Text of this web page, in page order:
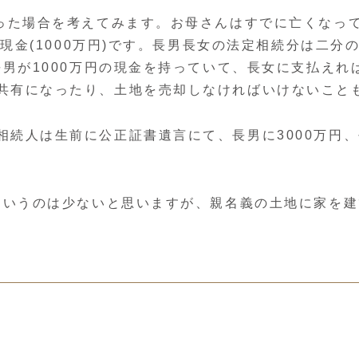
場合を考えてみます。お母さんはすでに亡くな
金(1000万円)です。長男長女の法定相続分は二分
が1000万円の現金を持っていて、長女に支払えれ
になったり、土地を売却しなければいけないこと
続人は生前に公正証書遺言にて、長男に3000万円
うのは少ないと思いますが、親名義の土地に家を